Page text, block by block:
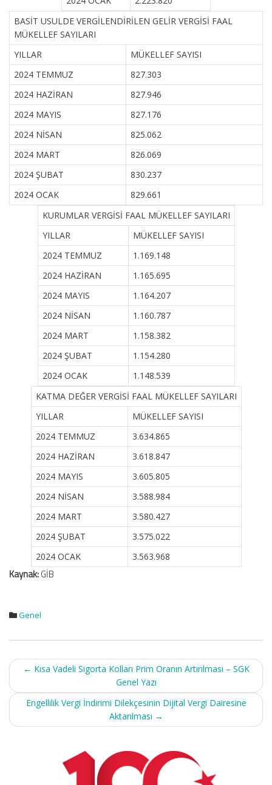
BASİT USULDE VERGİLENDİRİLEN GELİR VERGİSİ FAAL
MÜKELLEF SAYILARI
YILLAR
MÜKELLEF SAYISI
2024 TEMMUZ
827.303
2024 HAZİRAN
827.946
2024 MAYIS
827.176
2024 NİSAN
825.062
2024 MART
826.069
2024 ŞUBAT
830.237
2024 OCAK
829.661
KURUMLAR VERGİSİ FAAL MÜKELLEF SAYILARI
YILLAR
MÜKELLEF SAYISI
2024 TEMMUZ
1.169.148
2024 HAZİRAN
1.165.695
2024 MAYIS
1.164.207
2024 NİSAN
1.160.787
2024 MART
1.158.382
2024 ŞUBAT
1.154.280
2024 OCAK
1.148.539
KATMA DEĞER VERGİSİ FAAL MÜKELLEF SAYILARI
YILLAR
MÜKELLEF SAYISI
2024 TEMMUZ
3.634.865
2024 HAZİRAN
3.618.847
2024 MAYIS
3.605.805
2024 NİSAN
3.588.984
2024 MART
3.580.427
2024 ŞUBAT
3.575.022
2024 OCAK
3.563.968
Kaynak:GİB
Genel
Post
navigation
← Kısa Vadeli Sigorta Kolları Prim Oranın Artırılması – SGK
Genel Yazı
Engellilik Vergi İndirimi Dilekçesinin Dijital Vergi Dairesine
Aktarılması →